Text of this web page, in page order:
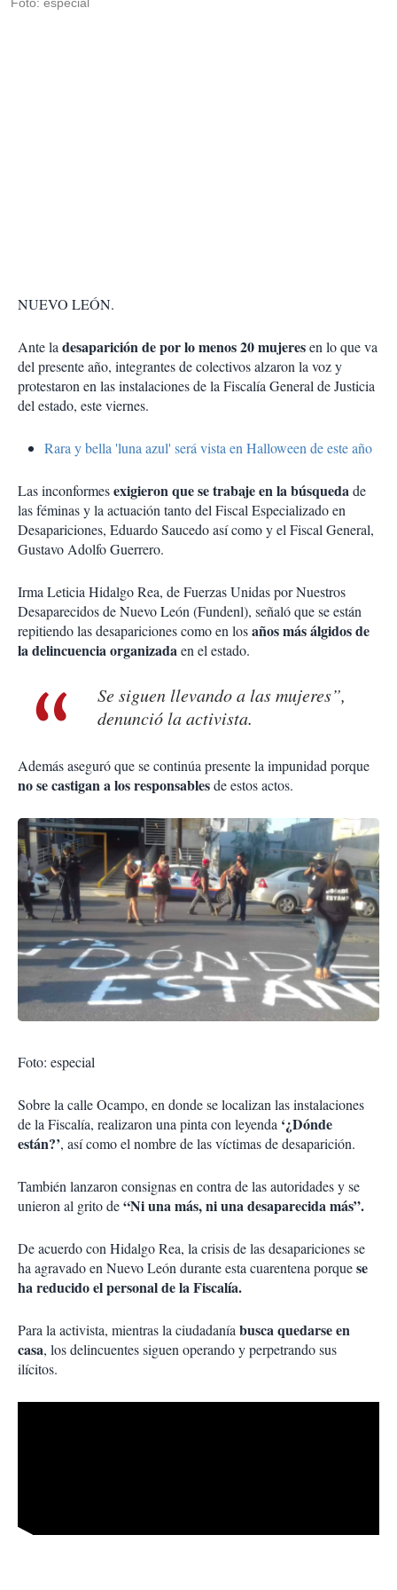
Foto: especial
NUEVO LEÓN.
Ante ladesaparición de por lo menos 20 mujeresen lo que va
del presente año, integrantes de colectivos alzaron la voz y
protestaron en las instalaciones de la Fiscalía General de Justicia
del estado, este viernes.
Rara y bella 'luna azul' será vista en Halloween de este año
Las inconformesexigieron que se trabaje en la búsquedade
las féminas y la actuación tanto del Fiscal Especializado en
Desapariciones, Eduardo Saucedo así como y el Fiscal General,
Gustavo Adolfo Guerrero.
Irma Leticia Hidalgo Rea, de Fuerzas Unidas por Nuestros
Desaparecidos de Nuevo León (Fundenl), señaló que se están
repitiendo las desapariciones como en losaños más álgidos de
la delincuencia organizadaen el estado.
Se siguen llevando a las mujeres”,
denunció la activista.
Además aseguró que se continúa presente la impunidad porque
no se castigan a los responsablesde estos actos.
Foto: especial
Sobre la calle Ocampo, en donde se localizan las instalaciones
de la Fiscalía, realizaron una pinta con leyenda ‘¿Dónde
están?’, así como el nombre de las víctimas de desaparición.
También lanzaron consignas en contra de las autoridades y se
unieron al grito de“Ni una más, ni una desaparecida más”.
De acuerdo con Hidalgo Rea, la crisis de las desapariciones se
ha agravado en Nuevo León durante esta cuarentena porquese
ha reducido el personal de la Fiscalía.
Para la activista, mientras la ciudadaníabusca quedarse en
casa, los delincuentes siguen operando y perpetrando sus
ilícitos.